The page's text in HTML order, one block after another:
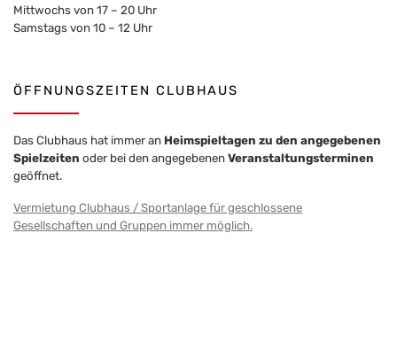
Mittwochs von 17 – 20 Uhr
Samstags von 10 – 12 Uhr
ÖFFNUNGSZEITEN CLUBHAUS
Das Clubhaus hat immer an Heimspieltagen zu den angegebenen
Spielzeiten oder bei den angegebenenVeranstaltungsterminen
geöffnet.
Vermietung Clubhaus / Sportanlage für geschlossene
Gesellschaften und Gruppen immer möglich.